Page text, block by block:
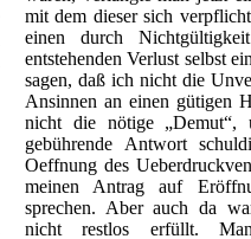
mit dem dieser sich
einen durch
entstehenden Verlust selbst
sagen, daß ich nicht die
Ansinnen an einen gütigen
nicht die nötige „Demut“,
gebührende Antwort
Oeffnung des
meinen Antrag auf
sprechen. Aber auch da
nicht restlos erfüllt.